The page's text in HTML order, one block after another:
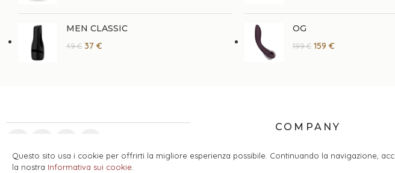
Questo sito usa i cookie per offrirti la migliore esperienza possibile. Continuando la navigazione,
la nostra Informativa sui cookie
MEN CLASSIC
49€ 37 €
OG
199€ 159 €
COMPANY